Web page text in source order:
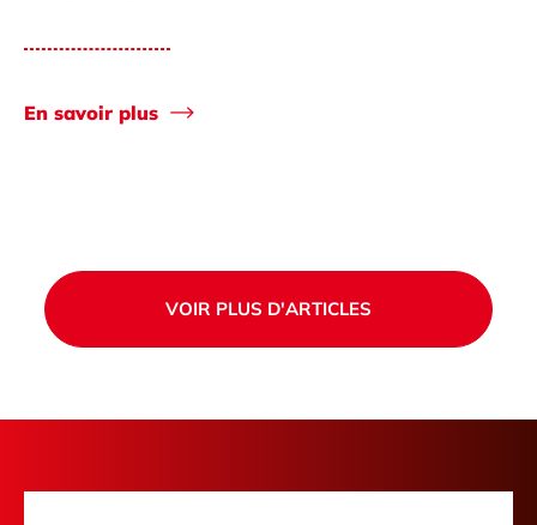
En savoir plus
VOIR PLUS D'ARTICLES